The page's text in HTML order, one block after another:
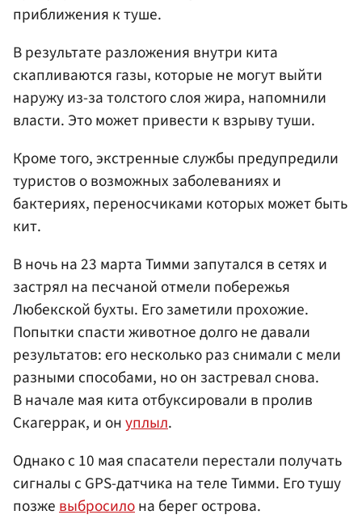
приближения к туше.
В результате разложения внутри кита
скапливаются газы, которые не могут выйти
наружу из-за толстого слоя жира, напомнили
власти. Это может привести к взрыву туши.
Кроме того, экстренные службы предупредили
туристов о возможных заболеваниях и
бактериях, переносчиками которых может быть
кит.
В ночь на 23 марта Тимми запутался в сетях и
застрял на песчаной отмели побережья
Любекской бухты. Его заметили прохожие.
Попытки спасти животное долго не давали
результатов: его несколько раз снимали с мели
разными способами, но он застревал снова.
В начале мая кита отбуксировали в пролив
Скагеррак, и онуплыл.
Однако с 10 мая спасатели перестали получать
сигналы с GPS-датчика на теле Тимми. Его тушу
позжевыбросилона берег острова.